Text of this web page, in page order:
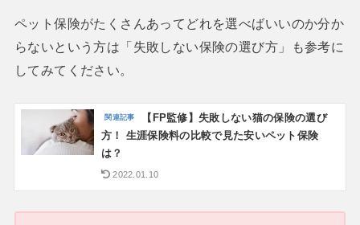
ペット保険がたくさんあってどれを選べばいいのか分か
らないという方は「失敗しない保険の選び方」も参考に
してみてください。
【FP監修】失敗しない猫の保険の選び
方！ 生涯保険料の比較で見た安いペット保険
は？
2022.01.10